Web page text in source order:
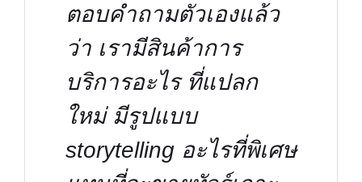
ตอบคำถามตัวเองแล้ว
ว่า เรามีสินค้าการ
บริการอะไร ที่แปลก
ใหม่ มีรูปแบบ
storytelling อะไรที่พิเศษ